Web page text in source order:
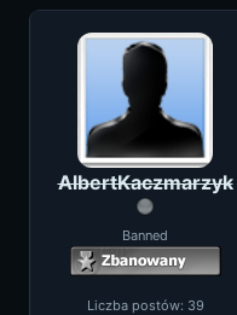
AlbertKaczmarzyk
Banned
Liczba postów: 39